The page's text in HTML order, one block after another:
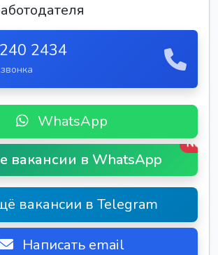
2434
WhatsApp
вакансии в WhatsApp
New
вакансии в Telegram
Написать email